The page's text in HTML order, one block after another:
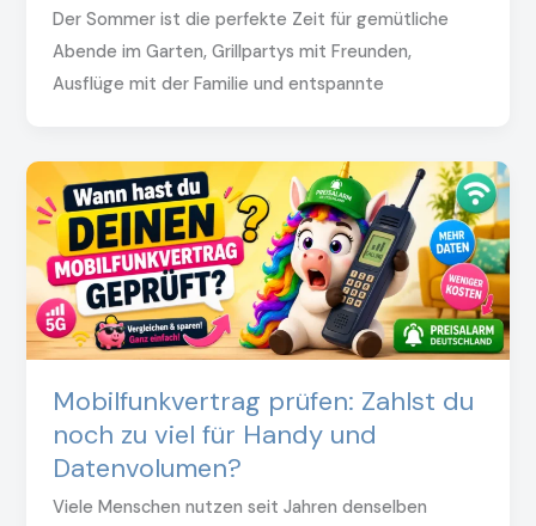
Der Sommer ist die perfekte Zeit für gemütliche
Abende im Garten, Grillpartys mit Freunden,
Ausflüge mit der Familie und entspannte
Mobilfunkvertrag prüfen: Zahlst du
noch zu viel für Handy und
Datenvolumen?
Viele Menschen nutzen seit Jahren denselben